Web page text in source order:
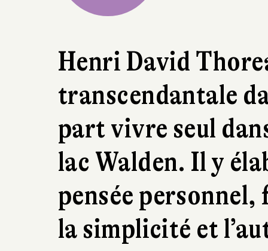
Henri David
transcendantale
part vivre seul
lac Walden. Il y
pensée
la simplicité et